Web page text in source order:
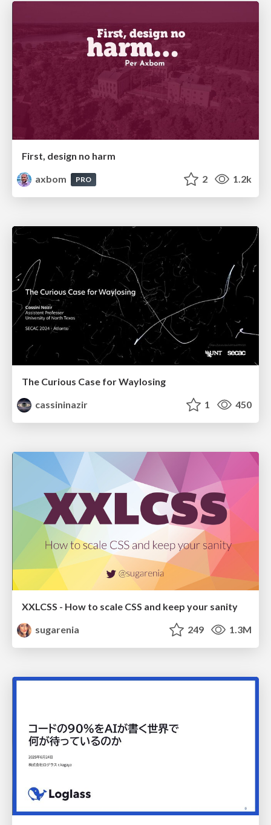
First, design no harm
axbom
PRO 2 1.2k
The Curious Case for Waylosing
cassininazir
1 450
XXLCSS - How to scale CSS and keep your sanity
sugarenia
249 1.3M